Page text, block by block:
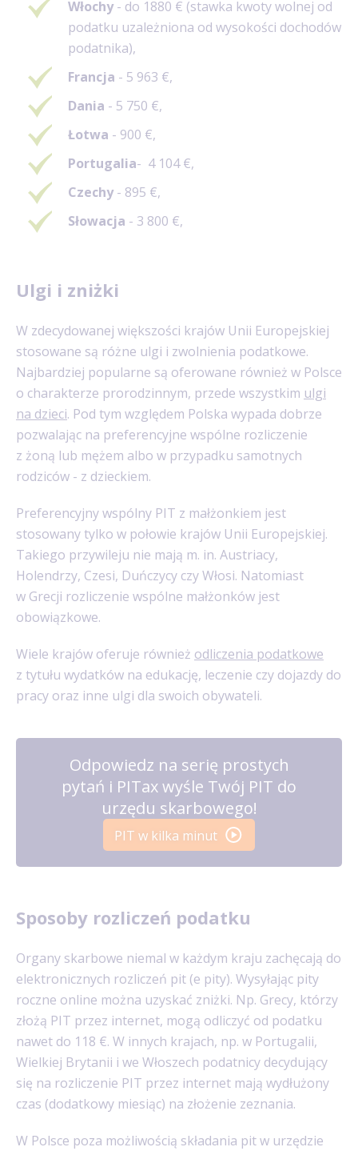
Włochy- do 1880 € (stawka kwoty wolnej od
podatku uzależniona od wysokości dochodów
podatnika),
Francja - 5 963 €,
Dania - 5 750 €,
Łotwa - 900 €,
Portugalia- 4 104€,
Czechy- 895 €,
Słowacja - 3 800 €,
Ulgi i zniżki
W zdecydowanej większości krajów Unii Europejskiej
stosowane są różne ulgi i zwolnienia podatkowe.
Najbardziej popularne są oferowane również w Polsce
o charakterze prorodzinnym, przede wszystkim ulgi
na dzieci. Pod tym względem Polska wypada dobrze
pozwalając na preferencyjne wspólne rozliczenie
z żoną lub mężem albo w przypadku samotnych
rodziców - z dzieckiem.
Preferencyjny wspólny PIT z małżonkiem jest
stosowany tylko w połowie krajów Unii Europejskiej.
Takiego przywileju nie mają m. in. Austriacy,
Holendrzy, Czesi, Duńczycy czy Włosi. Natomiast
w Grecji rozliczenie wspólne małżonków jest
obowiązkowe.
Wiele krajów oferuje również odliczenia podatkowe
z tytułu wydatków na edukację, leczenie czy dojazdy do
pracy oraz inne ulgi dla swoich obywateli.
Odpowiedz na serię prostych
pytań i PITax wyśle Twój PIT do
urzędu skarbowego!
PIT w kilka minut
Sposoby rozliczeń podatku
Organy skarbowe niemal w każdym kraju zachęcają do
elektronicznych rozliczeń pit (e pity). Wysyłając pity
roczne online można uzyskać zniżki. Np. Grecy, którzy
złożą PIT przez internet, mogą odliczyć od podatku
nawet do 118 €. W innych krajach, np. w Portugalii,
Wielkiej Brytanii i we Włoszech podatnicy decydujący
się na rozliczenie PIT przez internet mają wydłużony
czas (dodatkowy miesiąc) na złożenie zeznania.
W Polsce poza możliwością składania pit w urzędzie